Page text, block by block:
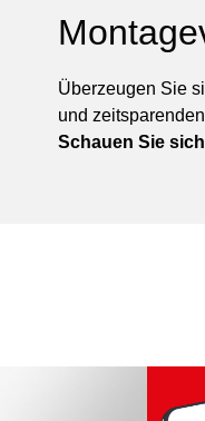
Überzeugen Sie
und
Schauen Sie